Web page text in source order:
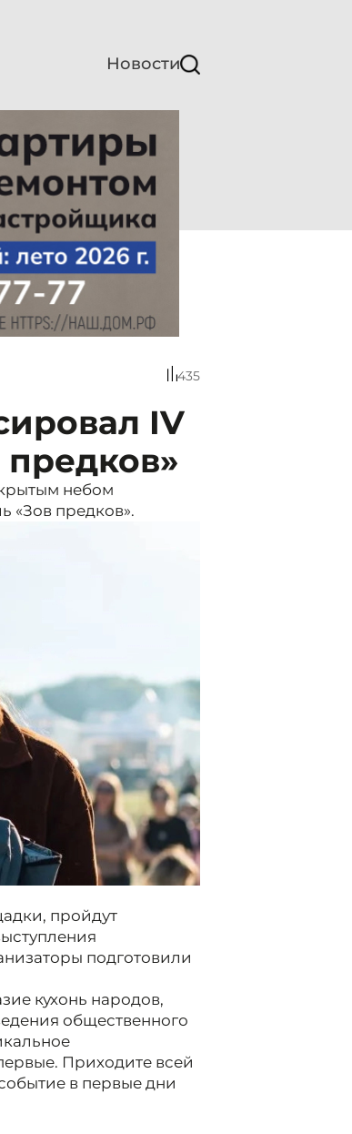
Новости
435
IV
предков»
небом
«Зов предков».
пройдут
подготовили
кухонь народов,
общественного
Приходите всей
в первые дни